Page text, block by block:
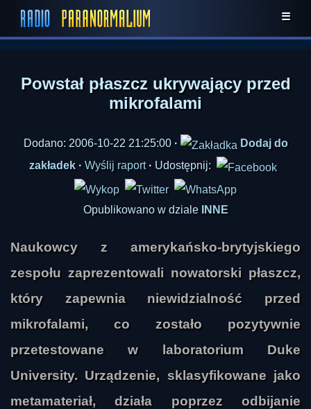
☰
Powstał płaszcz ukrywający przed
mikrofalami
Dodano: 2006-10-22 21:25:00 ·
Dodaj do
zakładek · Wyślij raport · Udostępnij:
Opublikowano w dziale INNE
Naukowcy z amerykańsko-brytyjskiego
zespołu zaprezentowali nowatorski płaszcz,
który zapewnia niewidzialność przed
mikrofalami, co zostało pozytywnie
przetestowane w laboratorium Duke
University. Urządzenie, sklasyfikowane jako
metamateriał, działa poprzez odbijanie